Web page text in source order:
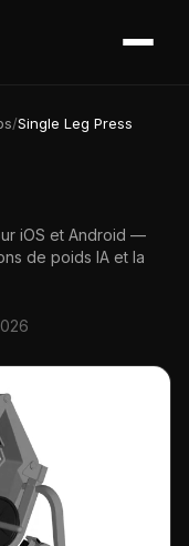
/Single Leg Press
iOS et Android —
de poids IA et la